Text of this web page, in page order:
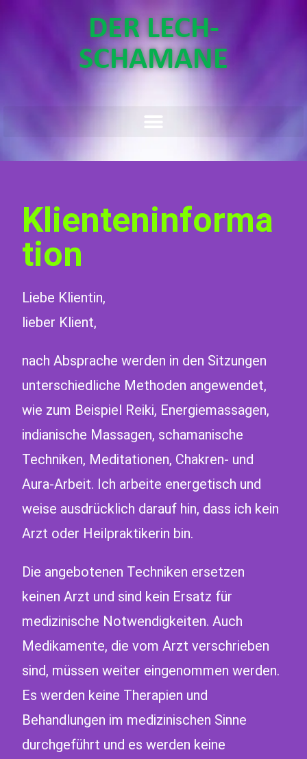
DER LECH-
SCHAMANE
Klienteninforma
tion
Liebe Klientin,
lieber Klient,
nach Absprache werden in den Sitzungen
unterschiedliche Methoden angewendet,
wie zum Beispiel Reiki, Energiemassagen,
indianische Massagen, schamanische
Techniken, Meditationen, Chakren- und
Aura-Arbeit. Ich arbeite energetisch und
weise ausdrücklich darauf hin, dass ich kein
Arzt oder Heilpraktikerin bin.
Die angebotenen Techniken ersetzen
keinen Arzt und sind kein Ersatz für
medizinische Notwendigkeiten. Auch
Medikamente, die vom Arzt verschrieben
sind, müssen weiter eingenommen werden.
Es werden keine Therapien und
Behandlungen im medizinischen Sinne
durchgeführt und es werden keine